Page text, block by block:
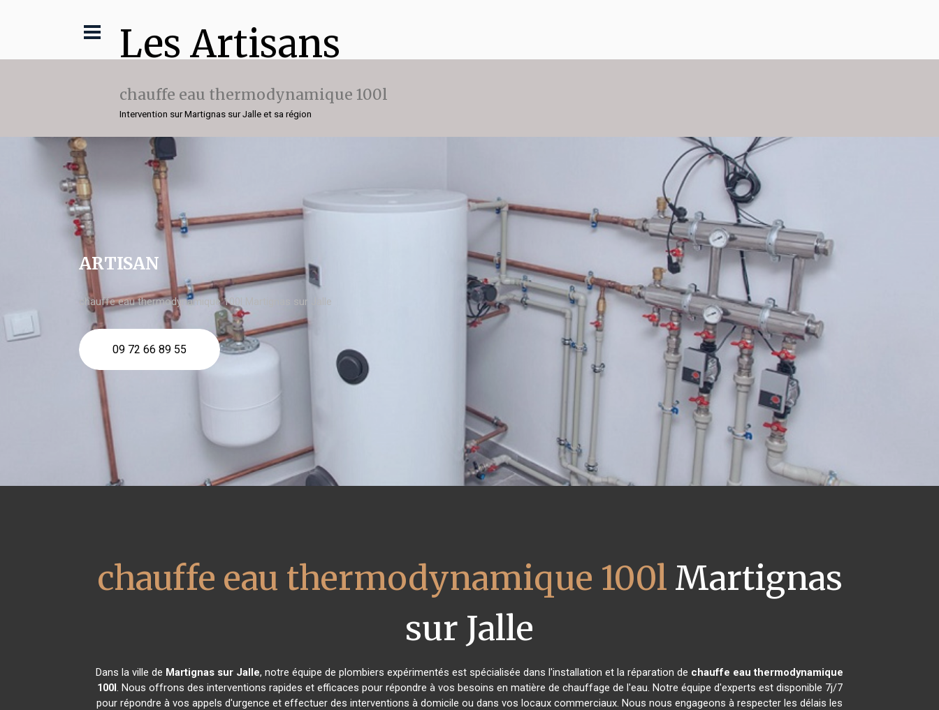
Les Artisans
chauffe eau thermodynamique 100l
Intervention sur Martignas sur Jalle et sa région
ARTISAN
chauffe eau thermodynamique 100l Martignas sur Jalle
09 72 66 89 55
chauffe eau thermodynamique 100l Martignas
sur Jalle
Dans la ville de Martignas sur Jalle, notre équipe de plombiers expérimentés est spécialisée dans l'installation et la réparation de chauffe eau thermodynamique
100l. Nous offrons des interventions rapides et efficaces pour répondre à vos besoins en matière de chauffage de l'eau. Notre équipe d'experts est disponible 7j/7
pour répondre à vos appels d'urgence et effectuer des interventions à domicile ou dans vos locaux commerciaux. Nous nous engageons à respecter les délais les